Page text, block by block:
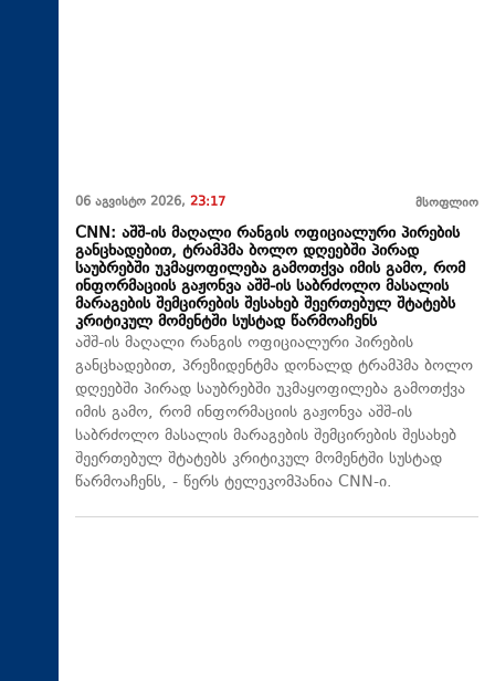
06 აგვისტო 2026, 23:17 მსოფლიო
CNN: აშშ-ის მაღალი რანგის ოფიციალური პირების
განცხადებით, ტრამპმა ბოლო დღეებში პირად
საუბრებში უკმაყოფილება გამოთქვა იმის გამო, რომ
ინფორმაციის გაჟონვა აშშ-ის საბრძოლო მასალის
მარაგების შემცირების შესახებ შეერთებულ შტატებს
კრიტიკულ მომენტში სუსტად წარმოაჩენს
აშშ-ის მაღალი რანგის ოფიციალური პირების
განცხადებით, პრეზიდენტმა დონალდ ტრამპმა ბოლო
დღეებში პირად საუბრებში უკმაყოფილება გამოთქვა
იმის გამო, რომ ინფორმაციის გაჟონვა აშშ-ის
საბრძოლო მასალის მარაგების შემცირების შესახებ
შეერთებულ შტატებს კრიტიკულ მომენტში სუსტად
წარმოაჩენს, - წერს ტელეკომპანია CNN-ი.